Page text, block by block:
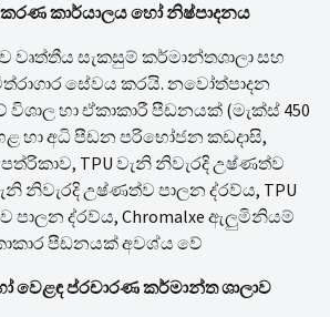
කාර්යාලය හෝ නිෂ්පාදනය
වෘත්තීය සැකසුම් කර්මාන්තශාලා සහ
සේවය කරයි. නවෝත්පාදන
හා ඒකාකාරී පීඩනයක් (මැක්ස් 450
හා අධි පීඩන පරිභෝජන කඩදාසි,
TPU වැනි නිවැරදි උෂ්ණත්ව
නිවැරදි උෂ්ණත්ව පාලන ද්රව්ය, TPU
පාලන ද්රව්ය, Chromalxe ඇලුමිනියම්
පීඩනයක් අවශ්ය වේ
වෙළඳ ප්රචාරණ කර්මාන්ත ශාලාව